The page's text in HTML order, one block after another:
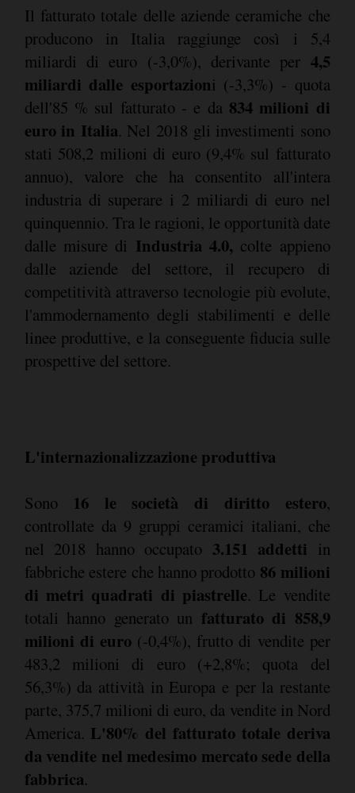
Il fatturato totale delle aziende ceramiche che
producono in Italia raggiunge così i 5,4
miliardi di euro (-3,0%), derivante per 4,5
miliardi dalle esportazioni (-3,3%) - quota
dell'85 % sul fatturato - e da 834 milioni di
euro in Italia. Nel 2018 gli investimenti sono
stati 508,2 milioni di euro (9,4% sul fatturato
annuo), valore che ha consentito all'intera
industria di superare i 2 miliardi di euro nel
quinquennio. Tra le ragioni, le opportunità date
dalle misure di Industria 4.0, colte appieno
dalle aziende del settore, il recupero di
competitività attraverso tecnologie più evolute,
l'ammodernamento degli stabilimenti e delle
linee produttive, e la conseguente fiducia sulle
prospettive del settore.
L'internazionalizzazione produttiva
Sono 16 le società di diritto estero,
controllate da 9 gruppi ceramici italiani, che
nel 2018 hanno occupato 3.151 addetti in
fabbriche estere che hanno prodotto 86 milioni
di metri quadrati di piastrelle. Le vendite
totali hanno generato un fatturato di 858,9
milioni di euro (-0,4%), frutto di vendite per
483,2 milioni di euro (+2,8%; quota del
56,3%) da attività in Europa e per la restante
parte, 375,7 milioni di euro, da vendite in Nord
America. L'80% del fatturato totale deriva
da vendite nel medesimo mercato sede della
fabbrica.